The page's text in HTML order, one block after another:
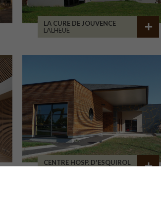
LA CURE DE JOUVENCE
LALHEUE
CENTRE HOSP. D'ESQUIROL